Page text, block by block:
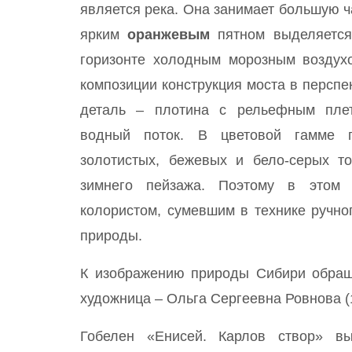
является река. Она занимает большую
яркиморанжевым пятном
горизонте холодным морозным
композиции конструкция моста в
деталь – плотина с рельефным
водный поток. В цветовой гамме
золотистых, бежевых и бело-серых
зимнего пейзажа. Поэтому в этом
колористом, сумевшим в технике
природы.
К изображению природы Сибири
художница – Ольга Сергеевна Ровнова
Гобелен «Енисей. Карлов створ»